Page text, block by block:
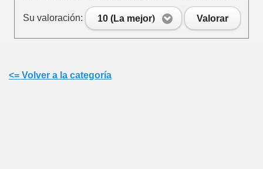
Su valoración: 10 (La mejor) Valorar
<= Volver a la categoría